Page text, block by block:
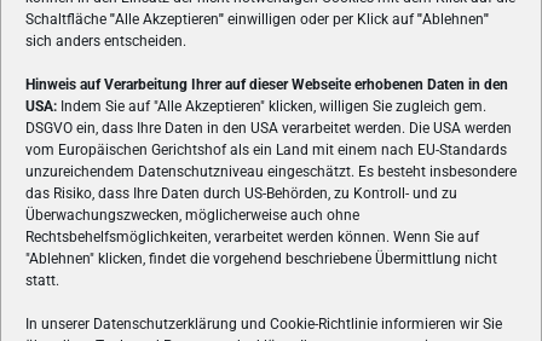
Schaltfläche "Alle Akzeptieren" einwilligen oder per Klick auf"Ablehnen"
sich anders entscheiden.
Hinweis auf Verarbeitung Ihrer auf dieser Webseite erhobenen Daten in den
USA: Indem Sie auf "Alle Akzeptieren" klicken, willigen Sie zugleich gem.
DSGVO ein, dass Ihre Daten in den USA verarbeitet werden. Die USA werden
vom Europäischen Gerichtshof als ein Land mit einem nach EU-Standards
unzureichendem Datenschutzniveau eingeschätzt. Es besteht insbesondere
das Risiko, dass Ihre Daten durch US-Behörden, zu Kontroll- und zu
Überwachungszwecken, möglicherweise auch ohne
Rechtsbehelfsmöglichkeiten, verarbeitet werden können. Wenn Sie auf
"Ablehnen" klicken, findet die vorgehend beschriebene Übermittlung nicht
statt.
In unserer Datenschutzerklärung und Cookie-Richtlinie informieren wir Sie
ÜBER UNS
VON GAMERN, FÜR GAMER! Gamers.at ist das älteste Online-
Spielemagazin Österreichs und bringt täglich aktuelle News,
Reviews und Videos zu PC- und Konsolenspielen, Gaming-
Hardware und aus der Welt des e-Sport's.